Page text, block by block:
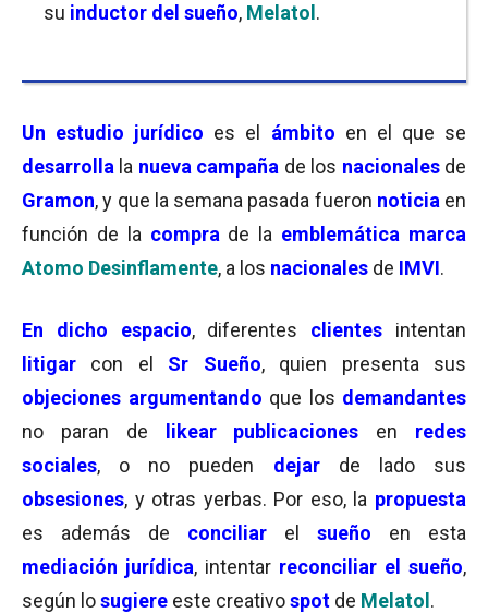
su inductor del sueño, Melatol .
Un estudio jurídico es el ámbito en el que se
desarrolla la nueva campaña de los nacionales de
Gramon, y que la semana pasada fueron noticia en
función de la compra de la emblemática marca
Atomo Desinflamente, a los nacionales de IMVI.
En dicho espacio, diferentes clientes
intentan
litigar
con el Sr Sueño, quien presenta sus
objeciones argumentando que los demandantes
no paran de
likear publicaciones en redes
sociales, o no pueden dejar
de lado sus
obsesiones, y otras yerbas. Por eso, la propuesta
es además de conciliar el sueño
en esta
mediación jurídica, intentar reconciliar el sueño,
según losugiere este creativospot de Melatol .